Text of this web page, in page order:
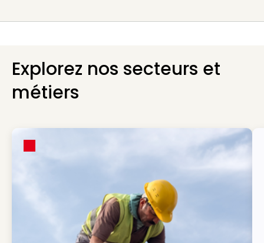
Explorez nos secteurs et
métiers